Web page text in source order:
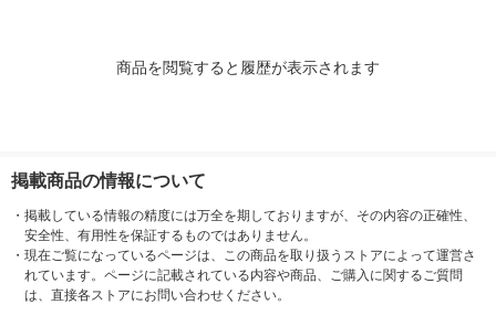
商品を閲覧すると履歴が表示されます
掲載商品の情報について
・ 掲載している情報の精度には万全を期しておりますが、その内容の正確性、
安全性、有用性を保証するものではありません。
・ 現在ご覧になっているページは、この商品を取り扱うストアによって運営さ
れています。ページに記載されている内容や商品、ご購入に関するご質問
は、直接各ストアにお問い合わせください。